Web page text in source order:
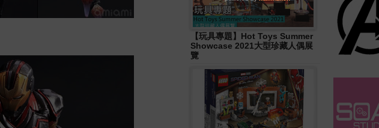
【玩具專題】Hot Toys Summer
Showcase 2021大型珍藏人偶展
覽